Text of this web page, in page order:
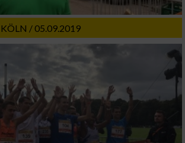
/ 05.09.2019
Profilen zur Auswahl
zur Personalisierung
Profilen zur Auswahl